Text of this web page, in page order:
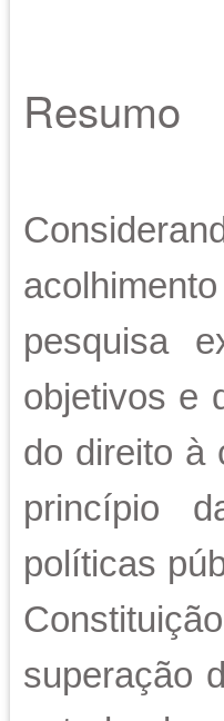
Resumo
pesquisa
objetivos e
do direito à
princípio
políticas
superação